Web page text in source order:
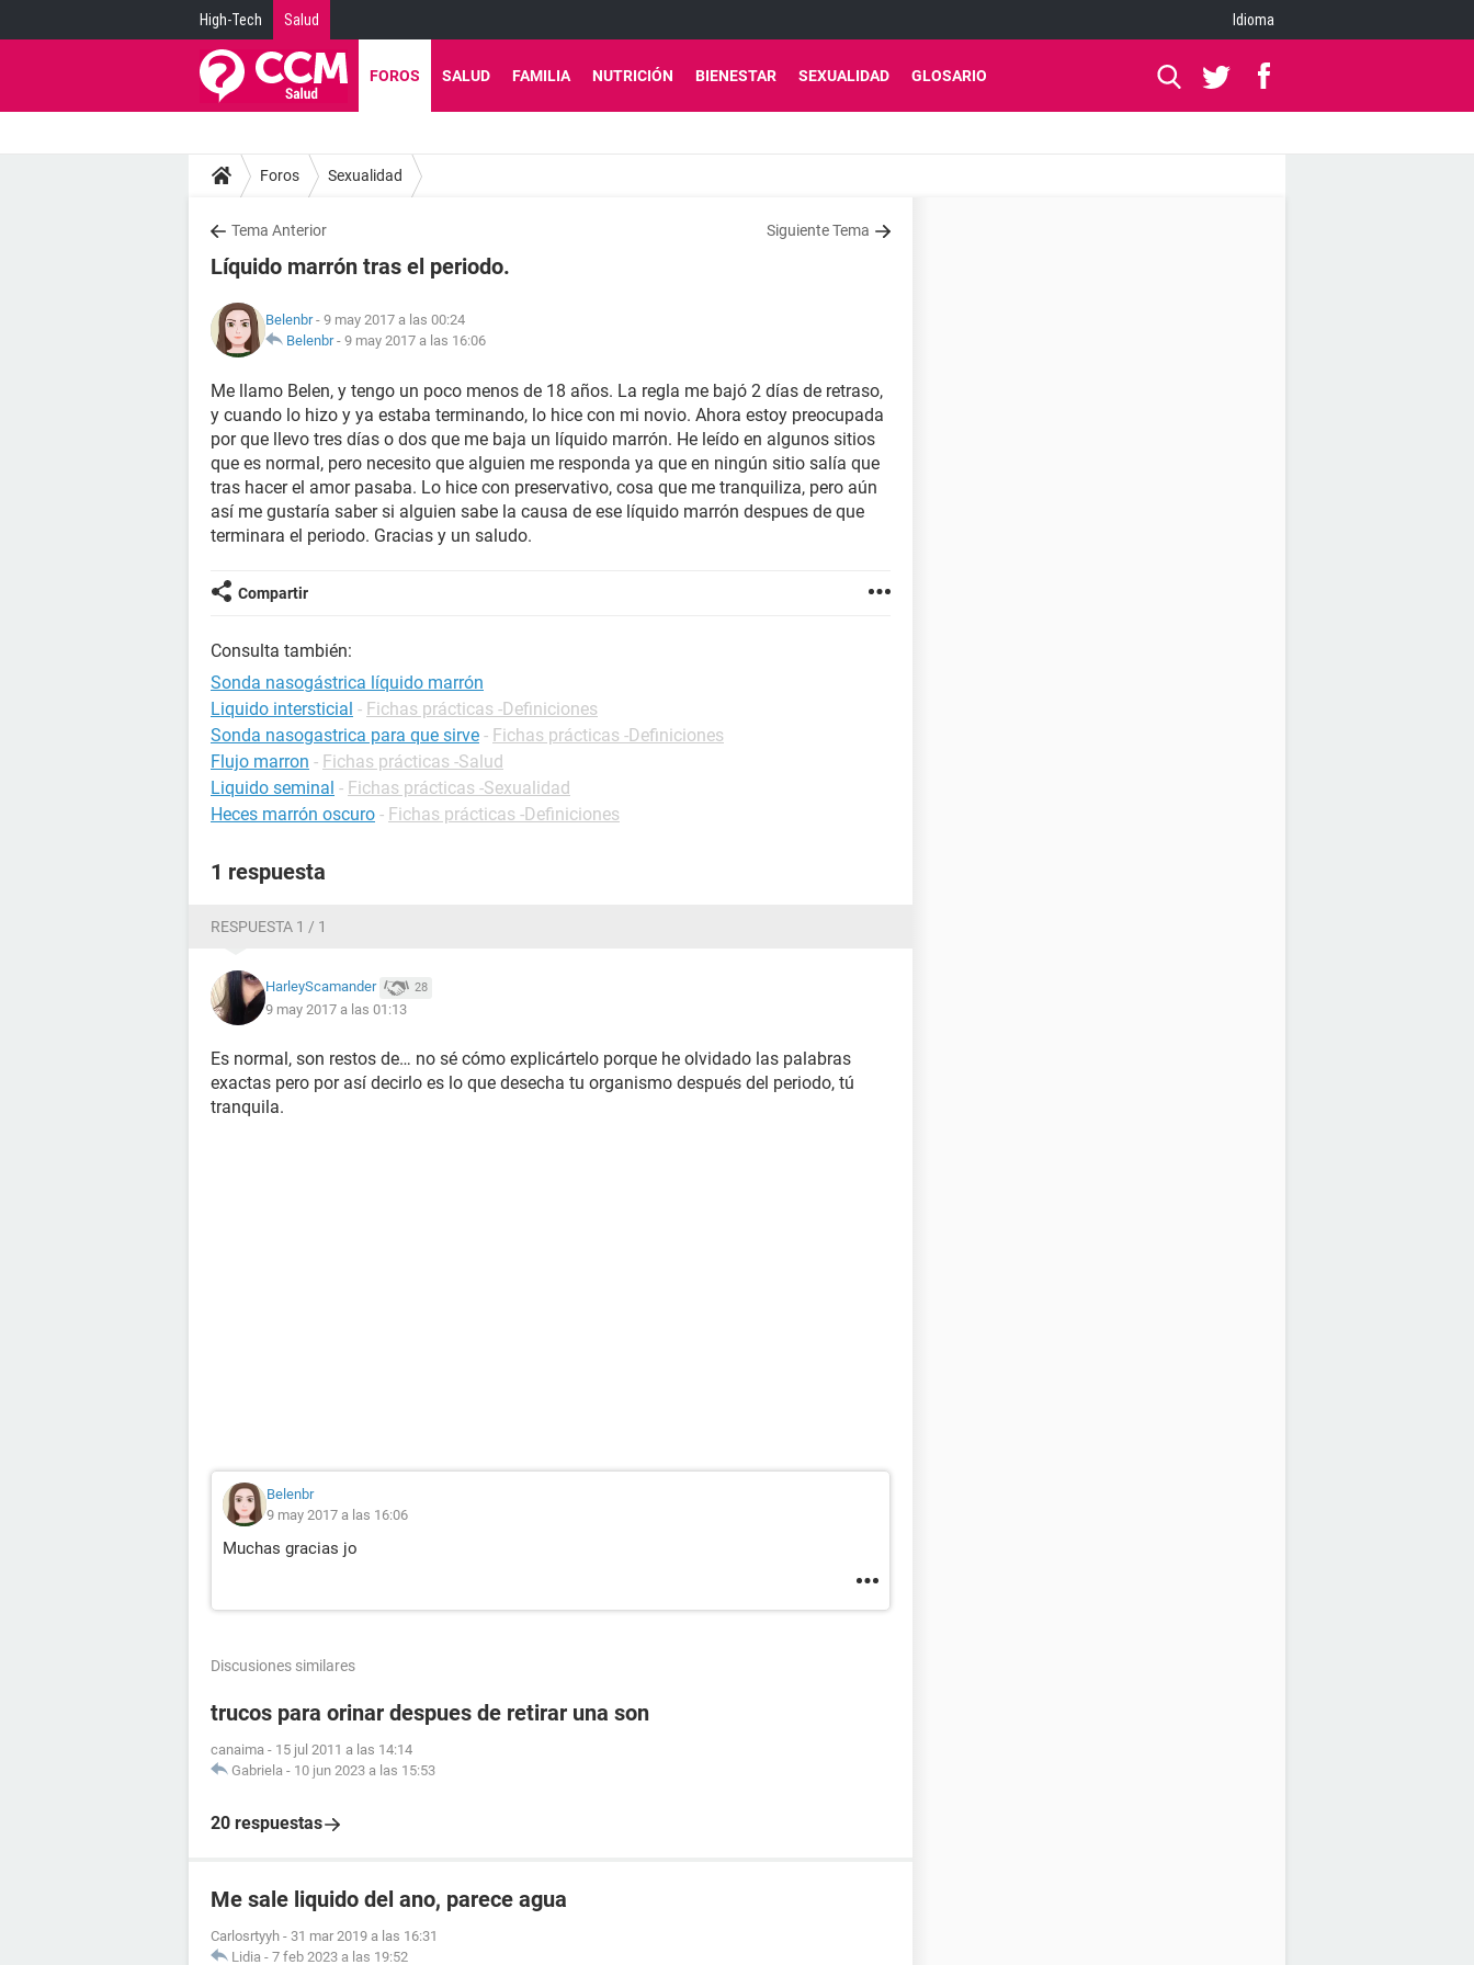
High-Tech Salud Idioma
FOROS SALUD FAMILIA NUTRICIÓN BIENESTAR SEXUALIDAD GLOSARIO
Foros Sexualidad
Tema Anterior Siguiente Tema
Líquido marrón tras el periodo.
Belenbr- 9 may 2017 a las 00:24
Belenbr- 9 may 2017 a las 16:06
Me llamo Belen, y tengo un poco menos de 18 años. La regla me bajó 2 días de retraso,
y cuando lo hizo y ya estaba terminando, lo hice con mi novio. Ahora estoy preocupada
por que llevo tres días o dos que me baja un líquido marrón. He leído en algunos sitios
que es normal, pero necesito que alguien me responda ya que en ningún sitio salía que
tras hacer el amor pasaba. Lo hice con preservativo, cosa que me tranquiliza, pero aún
así me gustaría saber si alguien sabe la causa de ese líquido marrón despues de que
terminara el periodo. Gracias y un saludo.
Compartir
Consulta también:
Sonda nasogástrica líquido marrón
Liquido intersticial - Fichas prácticas -Definiciones
Sonda nasogastrica para que sirve - Fichas prácticas -Definiciones
Flujo marron - Fichas prácticas -Salud
Liquido seminal - Fichas prácticas -Sexualidad
Heces marrón oscuro - Fichas prácticas -Definiciones
1 respuesta
RESPUESTA 1 / 1
HarleyScamander 28
9 may 2017 a las 01:13
Es normal, son restos de… no sé cómo explicártelo porque he olvidado las palabras
exactas pero por así decirlo es lo que desecha tu organismo después del periodo, tú
tranquila.
Belenbr
9 may 2017 a las 16:06
Muchas gracias jo
Discusiones similares
trucos para orinar despues de retirar una son
canaima - 15 jul 2011 a las 14:14
Gabriela - 10 jun 2023 a las 15:53
20 respuestas
Me sale liquido del ano, parece agua
Carlosrtyyh - 31 mar 2019 a las 16:31
Lidia - 7 feb 2023 a las 19:52